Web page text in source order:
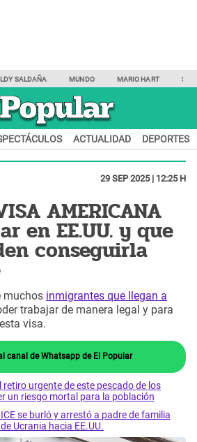
SALDAÑA MUNDO MARIO HART
ACTUALIDAD DEPORTES
29 SEP 2025 | 12:25 H
AMERICANA
en EE.UU. y que
conseguirla
muchos inmigrantes que llegan a
trabajar de manera legal y para
visa.
canal de Whatsapp de El Popular
retiro urgente de este pescado de los
un riesgo mortal para la población
se burló y arrestó a padre de familia
Ucrania hacia EE.UU.